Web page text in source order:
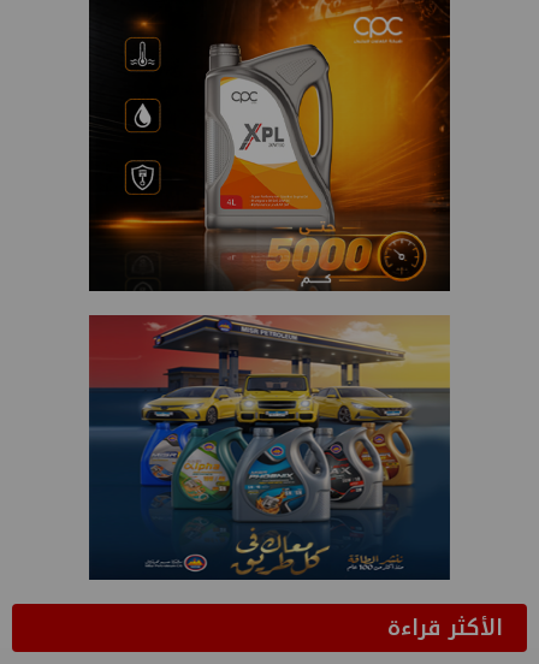
الأكثر قراءة